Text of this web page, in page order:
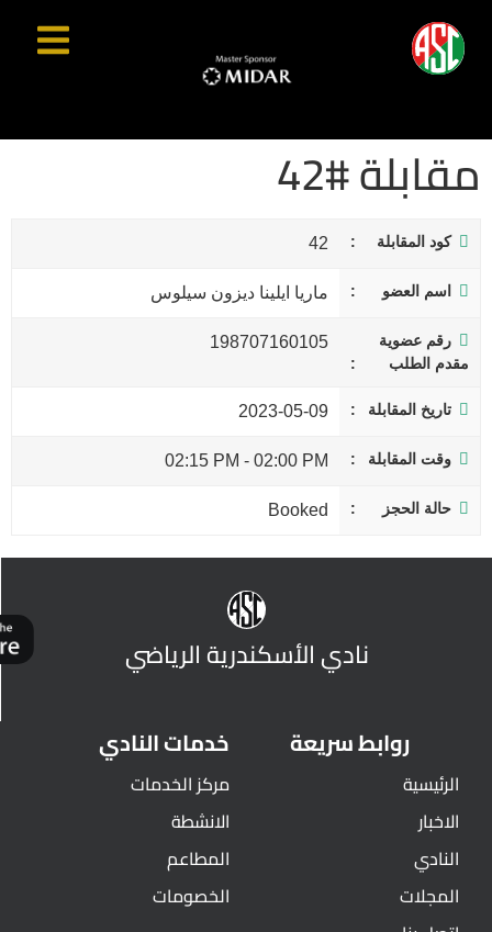
مقابلة #42
كود المقابلة 42
اسم العضو ماريا ايلينا ديزون سيلوس
رقم عضوية
مقدم الطلب
198707160105
تاريخ المقابلة 2023-05-09
وقت المقابلة 02:00 PM
-
02:15 PM
حالة الحجز Booked
نادي الأسكندرية الرياضي
روابط سريعة
الرئيسية
الاخبار
النادي
المجلات
خدمات النادي
مركز الخدمات
الانشطة
المطاعم
الخصومات